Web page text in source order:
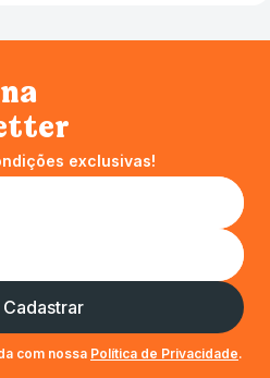
exclusivas!
Cadastrar
com nossa Política de Privacidade.